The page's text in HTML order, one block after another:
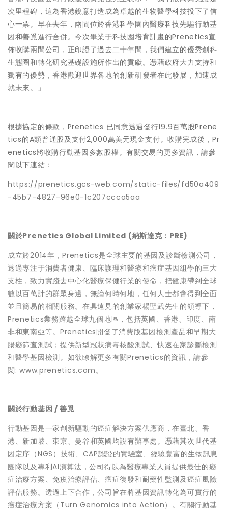
次里程碑，這為香港銳意打造成為卓越的生物醫學科技投下了信
心一票。早在去年，兩間位於香港科學園內醫療科技先驅行動基
因和善覓進行合併。今次畢業于科技園培育計畫的Prenetics宣
佈收購兩間公司，正印證了過去二十年間，我們建立的優秀創科
生態圈和轉化研究基礎設施所作出的貢獻。憑藉政府大力支持和
獨有的優勢，香港歡迎世界各地的創新研發者在此發展，加速成
就未來。」
根據協定的條款，Prenetics 已同意透過發行19.9百萬股Prene
tics的A類普通股及支付2,000萬美元現金支付。收購完成後，Pr
enetics將收購行動基因多數股權。有關交易的更多資訊，請參
閱以下連結：
https://prenetics.gcs-web.com/static-files/fd50a409
-45b7-4827-96e0-1c207ccca5aa
關於Prenetics Global Limited (納斯達克：PRE)
成立於2014年，Prenetics是全球主要的基因及診斷檢測公司，
透過專注于消費者健康、臨床護理和醫療和癌症基因組學的三大
支柱，致力實踐去中心化醫療保健行業的使命，把健康帶到全球
數以百萬計的群眾身邊，無論何時何地，任何人士都會得到全面
並且簡易的相關服務。在具遠見的創業家楊聖武先生的領導下，
Prenetics業務跨越全球九個地區，包括英國、香港、印度、南
非和東南亞等。Prenetics開發了消費版基因檢測產品和早期大
腸癌篩查測試；提供新型冠狀病毒核酸測試、快速在家診斷檢測
和醫學基因檢測。如欲瞭解更多有關Prenetics的資訊，請參
閱:www.prenetics.com。
關於行動基因 / 善覓
行動基因是一家創新驅動的癌症解決方案供應商，在臺北、香
港、新加坡、東京、曼谷和英國均設有辦事處。憑藉其次世代基
因定序（NGS）技術、CAP認證的實驗室、經驗豐富的生物訊息
團隊以及專利AI演算法，公司得以為醫療專業人員提供最佳的癌
症治療方案、免疫治療評估、癌症復發和耐藥性監測及癌症風險
評估服務。透過上下合作，公司旨在將基因資訊轉化為可實行的
癌症治療方案（Turn Genomics into Action）。有關行動基